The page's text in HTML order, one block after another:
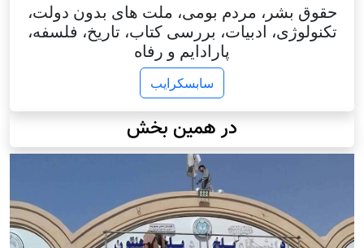
حقوق بشر، مردم بومی، ملت های بدون دولت،
تکنولوژی، ادبیات، بررسی کتاب، تاریخ، فلسفه،
پارادایم و رفاه
سابسکرایب
در همین بخش